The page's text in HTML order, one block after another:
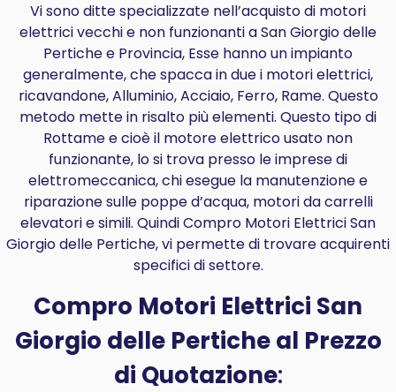
Vi sono ditte specializzate nell’acquisto di motori
elettrici vecchi e non funzionanti a San Giorgio delle
Pertiche e Provincia, Esse hanno un impianto
generalmente, che spacca in due i motori elettrici,
ricavandone, Alluminio, Acciaio, Ferro, Rame. Questo
metodo mette in risalto più elementi. Questo tipo di
Rottame e cioè il motore elettrico usato non
funzionante, lo si trova presso le imprese di
elettromeccanica, chi esegue la manutenzione e
riparazione sulle poppe d’acqua, motori da carrelli
elevatori e simili. Quindi Compro Motori Elettrici San
Giorgio delle Pertiche, vi permette di trovare acquirenti
specifici di settore.
Compro Motori Elettrici San
Giorgio delle Pertiche al Prezzo
di Quotazione: